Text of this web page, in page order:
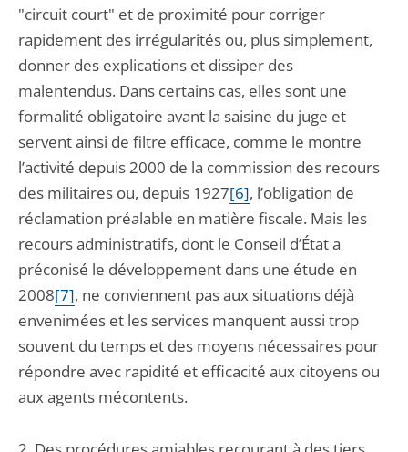
"circuit court" et de proximité pour corriger
rapidement des irrégularités ou, plus simplement,
donner des explications et dissiper des
malentendus. Dans certains cas, elles sont une
formalité obligatoire avant la saisine du juge et
servent ainsi de filtre efficace, comme le montre
l’activité depuis 2000 de la commission des recours
des militaires ou, depuis 1927[6], l’obligation de
réclamation préalable en matière fiscale. Mais les
recours administratifs, dont le Conseil d’État a
préconisé le développement dans une étude en
2008[7], ne conviennent pas aux situations déjà
envenimées et les services manquent aussi trop
souvent du temps et des moyens nécessaires pour
répondre avec rapidité et efficacité aux citoyens ou
aux agents mécontents.